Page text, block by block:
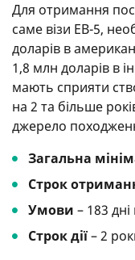
Для отримання
саме візи ЕВ-5,
доларів в
1,8 млн доларів в
мають сприяти
на 2 та більше
джерело
Загальна
Строк
Умови – 183 дні
Строк дії– 2